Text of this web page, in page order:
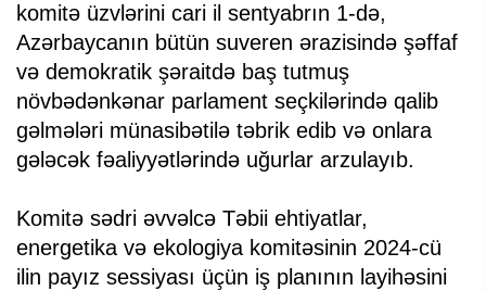
komitə üzvlərini cari il sentyabrın 1-də,
Azərbaycanın bütün suveren ərazisində şəffaf
və demokratik şəraitdə baş tutmuş
növbədənkənar parlament seçkilərində qalib
gəlmələri münasibətilə təbrik edib və onlara
gələcək fəaliyyətlərində uğurlar arzulayıb.
Komitə sədri əvvəlcə Təbii ehtiyatlar,
energetika və ekologiya komitəsinin 2024-cü
ilin payız sessiyası üçün iş planının layihəsini